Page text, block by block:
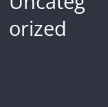
orized